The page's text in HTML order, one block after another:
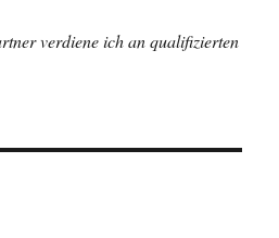
verdiene ich an qualifizierten